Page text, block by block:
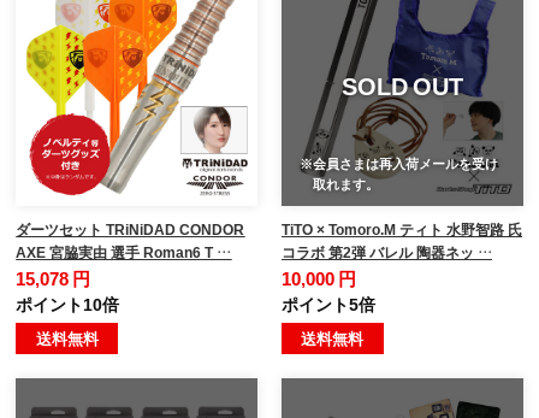
ダーツセット TRiNiDAD CONDOR
AXE 宮脇実由 選手 Roman6 T …
15,078 円
ポイント10倍
送料無料
SOLD OUT
※会員さまは再入荷メールを受け
取れます。
TiTO × Tomoro.M ティト 水野智路 氏
コラボ 第2弾 バレル 陶器ネッ …
10,000 円
ポイント5倍
送料無料